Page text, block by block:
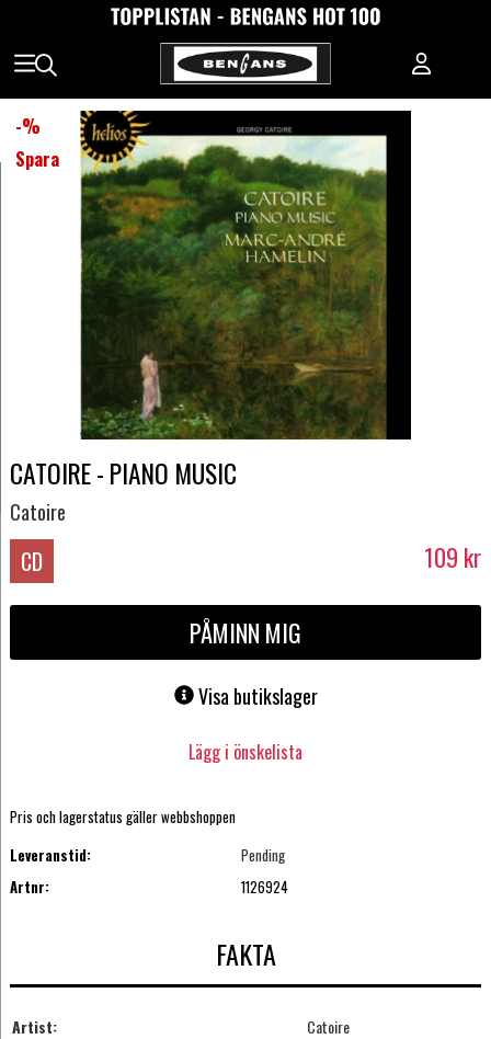
-%
Spara
CATOIRE - PIANO MUSIC
Catoire
CD 109 kr
PÅMINN MIG
Visa butikslager
Lägg i önskelista
Pris och lagerstatus gäller webbshoppen
Leveranstid:
Pending
Artnr:
1126924
FAKTA
Artist:
Catoire